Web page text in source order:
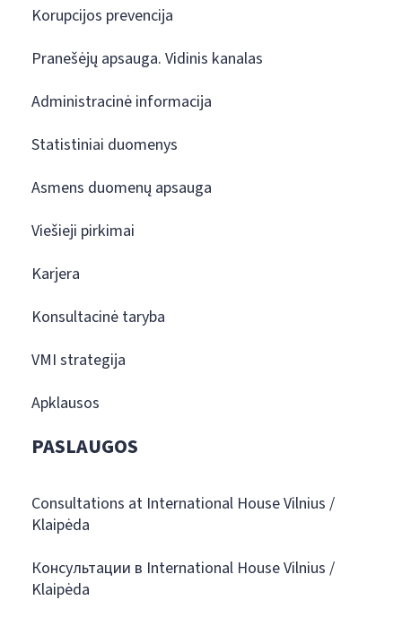
Korupcijos prevencija
Pranešėjų apsauga. Vidinis kanalas
Administracinė informacija
Statistiniai duomenys
Asmens duomenų apsauga
Viešieji pirkimai
Karjera
Konsultacinė taryba
VMI strategija
Apklausos
PASLAUGOS
Consultations at International House Vilnius /
Klaipėda
Консультации в International House Vilnius /
Klaipėda